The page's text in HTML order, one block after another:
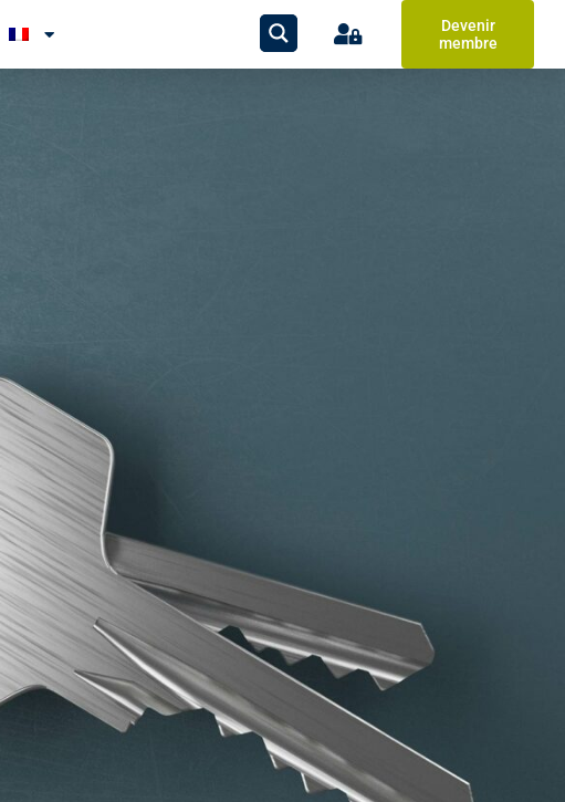
Devenir
membre